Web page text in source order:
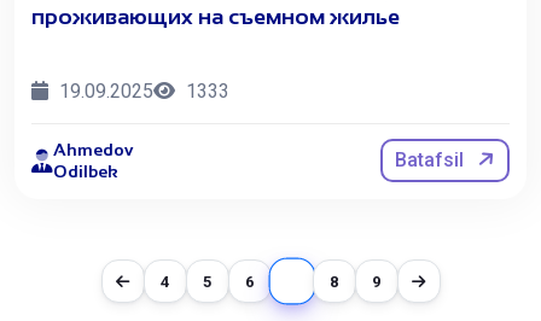
проживающих на съемном жилье
19.09.2025 1333
Ahmedov
Odilbek
Batafsil
4 5 6 8 9